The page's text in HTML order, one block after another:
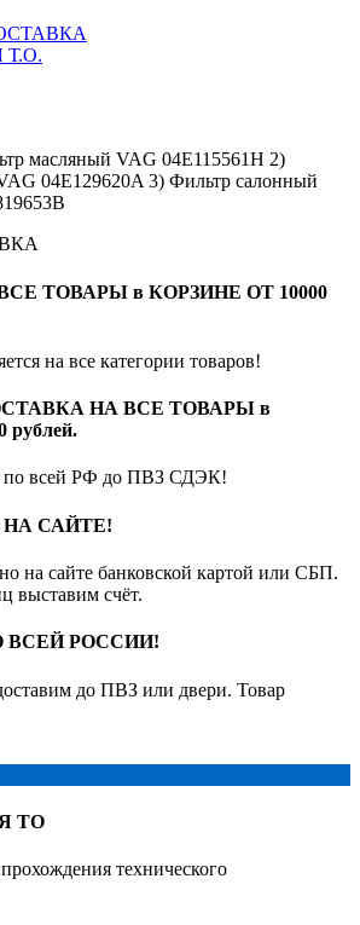
масляный VAG 04E115561H 2)
04E129620A 3) Фильтр салонный
ТОВАРЫ в КОРЗИНЕ ОТ 10000
на все категории товаров!
НА ВСЕ ТОВАРЫ в
по всей РФ до ПВЗ СДЭК!
НА САЙТЕ!
на сайте банковской картой или СБП.
выставим счёт.
ВСЕЙ РОССИИ!
до ПВЗ или двери. Товар
ТО
технического